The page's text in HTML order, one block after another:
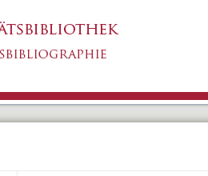
During, and After